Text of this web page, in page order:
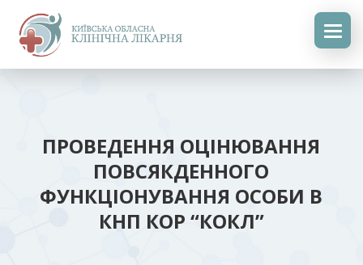
ПРОВЕДЕННЯ ОЦІНЮВАННЯ
ПОВСЯКДЕННОГО
ФУНКЦІОНУВАННЯ ОСОБИ В
КНП КОР “КОКЛ”